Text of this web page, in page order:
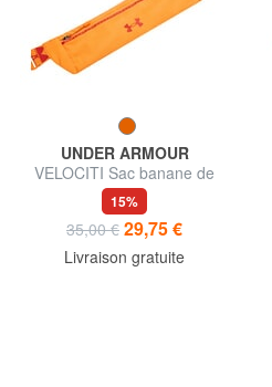
UNDER ARMOUR
VELOCITI Sac banane de
course
15%
35,00 € 29,75 €
Livraison gratuite